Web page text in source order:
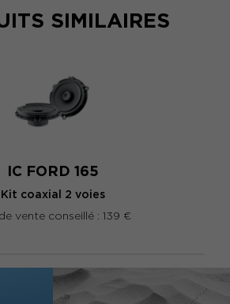
SIMILAIRES
IC FORD 165
Kit coaxial 2 voies
vente conseillé : 139 €